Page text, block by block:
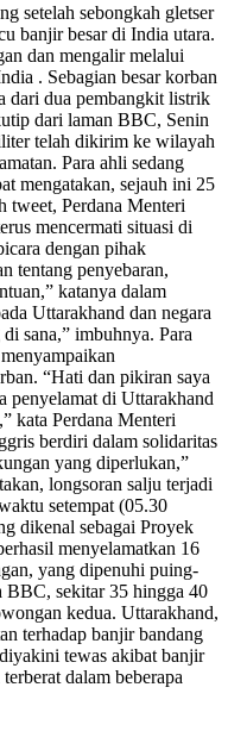
setelah sebongkah gletser
banjir besar di India utara.
dan mengalir melalui
. Sebagian besar korban
dari dua pembangkit listrik
dari laman BBC, Senin
telah dikirim ke wilayah
Para ahli sedang
mengatakan, sejauh ini 25
tweet, Perdana Menteri
mencermati situasi di
dengan pihak
tentang penyebaran,
katanya dalam
Uttarakhand dan negara
sana,” imbuhnya. Para
“Hati dan pikiran saya
penyelamat di Uttarakhand
kata Perdana Menteri
berdiri dalam solidaritas
yang diperlukan,”
longsoran salju terjadi
setempat (05.30
dikenal sebagai Proyek
menyelamatkan 16
yang dipenuhi puing-
BBC, sekitar 35 hingga 40
kedua. Uttarakhand,
terhadap banjir bandang
tewas akibat banjir
dalam beberapa